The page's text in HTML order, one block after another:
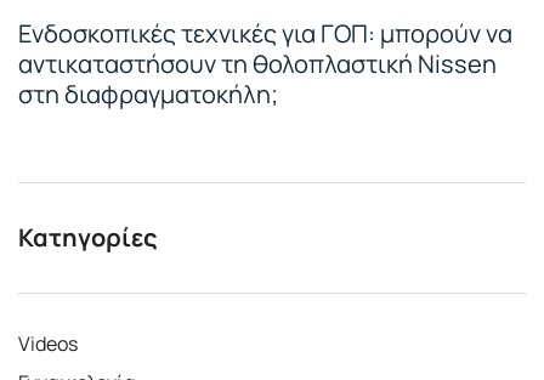
Ενδοσκοπικές τεχνικές για ΓΟΠ: μπορούν να
αντικαταστήσουν τη θολοπλαστική Nissen
στη διαφραγματοκήλη;
Κατηγορίες
Videos